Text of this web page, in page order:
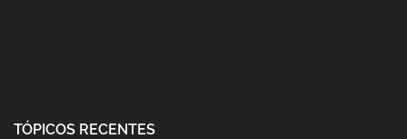
TÓPICOS RECENTES